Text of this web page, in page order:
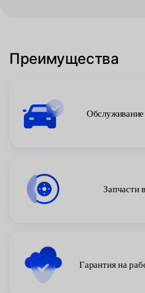
Преимущества
Запчасти
Гарантия на